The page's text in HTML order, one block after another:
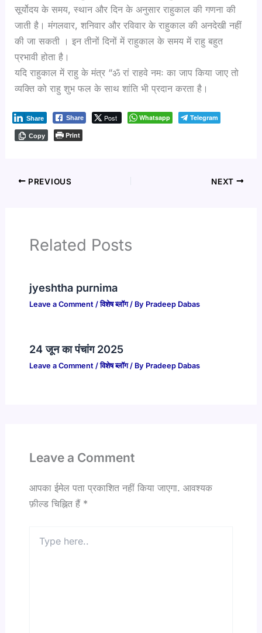
सूर्योदय के समय, स्थान और दिन के अनुसार राहुकाल की गणना की
जाती है। मंगलवार, शनिवार और रविवार के राहुकाल की अनदेखी नहीं
की जा सकती । इन तीनों दिनों में राहुकाल के समय में राहु बहुत
प्रभावी होता है।
यदि राहुकाल में राहु के मंत्र “ॐ रां राहवे नमः का जाप किया जाए तो
व्यक्ति को राहु शुभ फल के साथ शांति भी प्रदान करता है।
Share Post
Share Whatsapp Telegram
Copy Print
PREVIOUS NEXT
Related Posts
jyeshtha purnima
Leave a Comment /विशेष ब्लॉग/ By Pradeep Dabas
24 जून का पंचांग 2025
Leave a Comment /विशेष ब्लॉग/ By Pradeep Dabas
Leave a Comment
आपका ईमेल पता प्रकाशित नहीं किया जाएगा. आवश्यक
फ़ील्ड चिह्नित हैं *
here..